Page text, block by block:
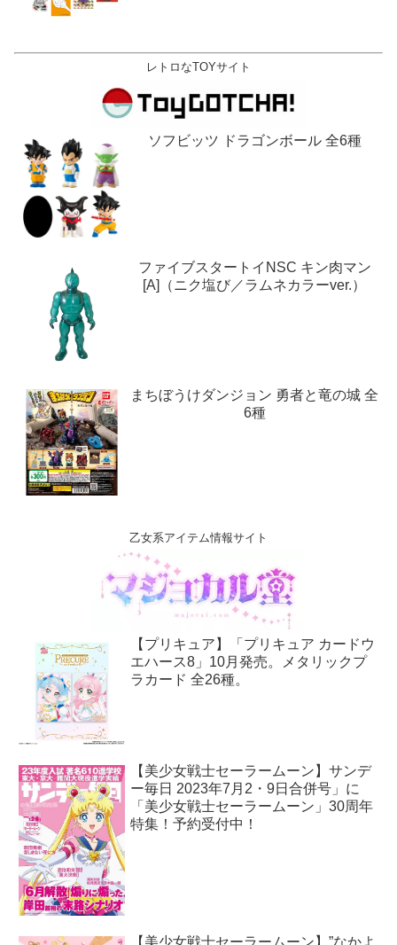
レトロなTOYサイト
ソフビッツ ドラゴンボール 全6種
ファイブスタートイNSC キン肉マン
[A]（ニク塩び／ラムネカラーver.）
まちぼうけダンジョン 勇者と竜の城 全
6種
乙女系アイテム情報サイト
【プリキュア】「プリキュア カードウ
エハース8」10月発売。メタリックプ
ラカード 全26種。
【美少女戦士セーラームーン】サンデ
ー毎日 2023年7月2・9日合併号」に
「美少女戦士セーラームーン」30周年
特集！予約受付中！
【美少女戦士セーラームーン】”なかよ